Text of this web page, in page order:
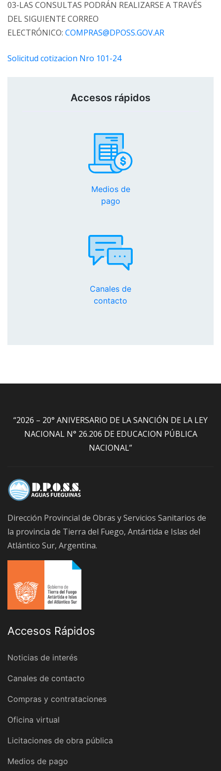
03-LAS CONSULTAS PODRÁN REALIZARSE A TRAVÉS
DEL SIGUIENTE CORREO
ELECTRÓNICO: COMPRAS@DPOSS.GOV.AR
Solicitud cotizacion Nro 101-24
Accesos rápidos
Medios de
pago
Canales de
contacto
“2026 – 20° ANIVERSARIO DE LA SANCIÓN DE LA LEY
NACIONAL N° 26.206 DE EDUCACION PÚBLICA
NACIONAL”
Dirección Provincial de Obras y Servicios Sanitarios de
la provincia de Tierra del Fuego, Antártida e Islas del
Atlántico Sur, Argentina.
Accesos Rápidos
Noticias de interés
Canales de contacto
Compras y contrataciones
Oficina virtual
Licitaciones de obra pública
Medios de pago